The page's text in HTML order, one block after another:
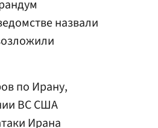
назвали
по Ирану,
ВС США
Ирана